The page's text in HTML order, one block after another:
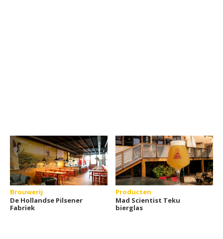
Brouwerij
De Hollandse Pilsener
Fabriek
Producten
Mad Scientist Teku
bierglas